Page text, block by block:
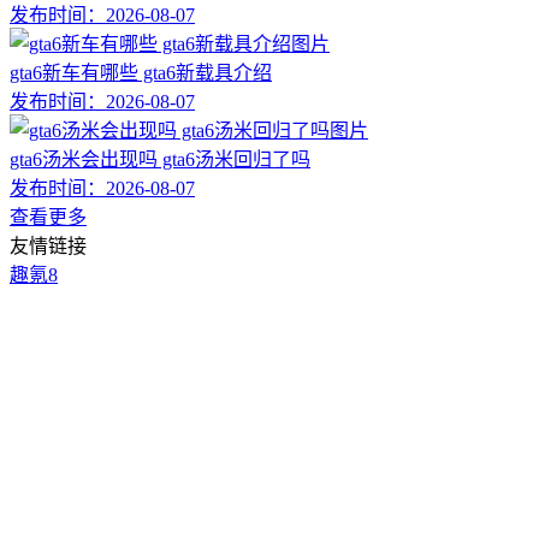
发布时间： 2026-08-07
gta6新车有哪些 gta6新载具介绍
发布时间： 2026-08-07
gta6汤米会出现吗 gta6汤米回归了吗
发布时间： 2026-08-07
查看更多
友情链接
趣氪8